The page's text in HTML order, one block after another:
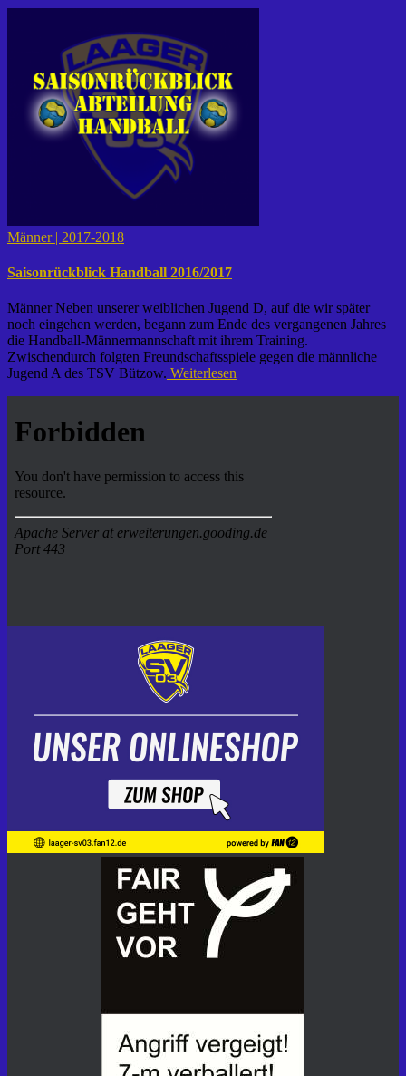
Männer | 2017-2018
Saisonrückblick Handball 2016/2017
Männer Neben unserer weiblichen Jugend D, auf die wir später
noch eingehen werden, begann zum Ende des vergangenen Jahres
die Handball-Männermannschaft mit ihrem Training.
Zwischendurch folgten Freundschaftsspiele gegen die männliche
Jugend A des TSV Bützow. Weiterlesen